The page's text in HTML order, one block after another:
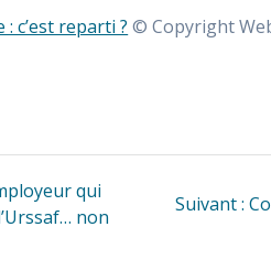
c’est reparti ? © Copyright
qui
non
Suivant :